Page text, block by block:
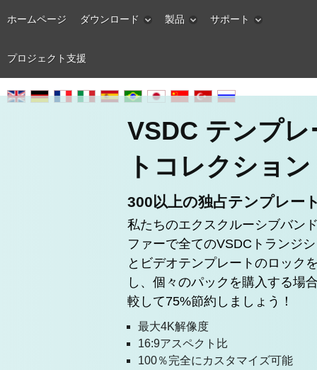
ホームページ ダウンロード 製品 サポート
プロジェクト支援
VSDC テンプレ
トコレクション
300以上の独占テンプレー
私たちのエクスクルーシブバン
ファーで全てのVSDCトランジ
とビデオテンプレートのロック
し、個々のパックを購入する場
較して75%節約しましょう！
最大4K解像度
16:9アスペクト比
100％完全にカスタマイズ可能